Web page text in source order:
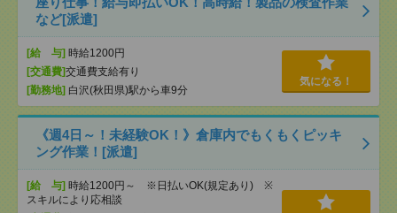
など[派遣]
[給 与] 時給1200円
[交通費]交通費支給有り
[勤務地] 白沢(秋田県)駅から車9分
気になる！
《週4日～！未経験OK！》倉庫内でもくもくピッキ
ング作業！[派遣]
[給 与] 時給1200円～ ※日払いOK(規定あり) ※
スキルにより応相談